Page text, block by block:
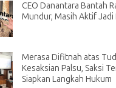
CEO Danantara Bantah
Mundur, Masih Aktif Jadi
Merasa Difitnah atas
Kesaksian Palsu, Saksi
Siapkan Langkah Hukum